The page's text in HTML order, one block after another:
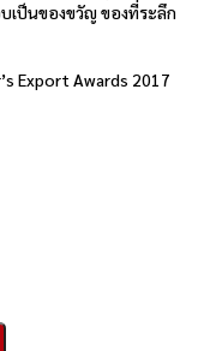
เป็นของขวัญ ของที่ระลึก
Export Awards 2017